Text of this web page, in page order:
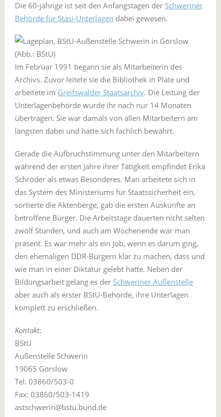
Die 60-jährige ist seit den Anfangstagen der Schweriner
Behörde für Stasi-Unterlagen dabei gewesen.
Im Februar 1991 begann sie als Mitarbeiterin des
Archivs. Zuvor leitete sie die Bibliothek in Plate und
arbeitete im Greifswalder Staatsarchiv. Die Leitung der
Unterlagenbehörde wurde ihr nach nur 14 Monaten
übertragen. Sie war damals von allen Mitarbeitern am
längsten dabei und hatte sich fachlich bewährt.
Gerade die Aufbruchstimmung unter den Mitarbeitern
während der ersten Jahre ihrer Tätigkeit empfindet Erika
Schröder als etwas Besonderes. Man arbeitete sich in
das System des Ministeriums für Staatssicherheit ein,
sortierte die Aktenberge, gab die ersten Auskünfte an
betroffene Bürger. Die Arbeitstage dauerten nicht selten
zwölf Stunden, und auch am Wochenende war man
präsent. Es war mehr als ein Job, wenn es darum ging,
den ehemaligen DDR-Bürgern klar zu machen, dass und
wie man in einer Diktatur gelebt hatte. Neben der
Bildungsarbeit gelang es der Schweriner Außenstelle
aber auch als erster BStU-Behörde, ihre Unterlagen
komplett zu erschließen.
Kontakt:
BStU
Außenstelle Schwerin
19065 Görslow
Tel. 03860/503-0
Fax: 03860/503-1419
astschwerin@bstu.bund.de